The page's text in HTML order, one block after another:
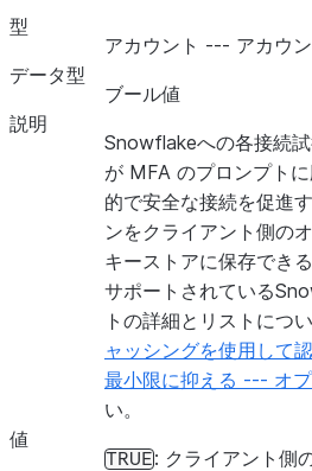
型
アカウント --- アカウ
データ型
ブール値
説明
Snowflakeへの各接続
が MFA のプロンプト
的で安全な接続を促進
ンをクライアント側の
キーストアに保存でき
サポートされている
トの詳細とリストにつ
ャッシングを使用して
最小限に抑える --- オ
い。
値
TRUE: クライアント側